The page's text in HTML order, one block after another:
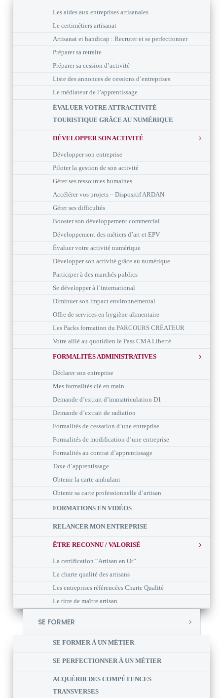
Les aides aux entreprises artisanales
Le certimétiers artisanat
Artisanat et handicap : Recruter et se perfectionner
Préparer sa retraite
Préparer sa cession d’activité
Liste des annonces de cessions d’entreprises
Le médiateur de l’apprentissage
ÉVALUER VOTRE ATTRACTIVITÉ
TOURISTIQUE GRÂCE AU NUMÉRIQUE
DÉVELOPPER SON ACTIVITÉ
Développer son entreprise
Piloter la gestion de son activité
Gérer ses ressources humaines
Accélérer vos projets – Dispositif ARDAN
Gérer ses difficultés
Booster son développement commercial
Développement des métiers d’art et EPV
Évaluer votre activité numérique
Développer son activité grâce au numérique
Participer à des marchés publics
Se développer à l’international
Diminuer son impact environnemental
Offre de services en hygiène alimentaire
Les Packs formation du PARCOURS CRÉATEUR
Votre allié au quotidien le Pass CMA Liberté
FORMALITÉS ADMINISTRATIVES
Déclarer son entreprise
Mes formalités clé en main
Demande d’extrait d’immatriculation D1
Demande d’extrait de radiation
Formalités de cessation d’une entreprise
Formalités de modification d’une entreprise
Formalités au contrat d’apprentissage
Taxe d’apprentissage
Obtenir la carte ambulant
Obtenir sa carte professionnelle d’artisan
FORMATIONS EN VIDÉOS
RELANCER MON ENTREPRISE
ÊTRE RECONNU / VALORISÉ
La certification “Artisan en Or”
La charte qualité des artisans
Les entreprises référencées Charte Qualité
Le titre de maître artisan
SE FORMER
SE FORMER À UN MÉTIER
SE PERFECTIONNER À UN MÉTIER
ACQUÉRIR DES COMPÉTENCES
TRANSVERSES